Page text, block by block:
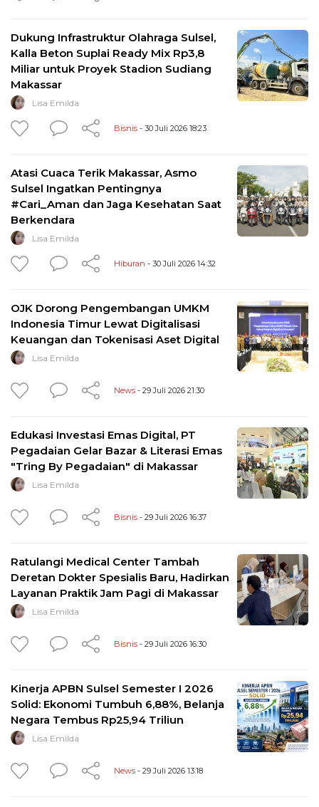
Dukung Infrastruktur Olahraga Sulsel,
Kalla Beton Suplai Ready Mix Rp3,8
Miliar untuk Proyek Stadion Sudiang
Makassar
Lisa Emilda
Bisnis - 30 Juli 2026 18:23
Atasi Cuaca Terik Makassar, Asmo
Sulsel Ingatkan Pentingnya
#Cari_Aman dan Jaga Kesehatan Saat
Berkendara
Lisa Emilda
Hiburan - 30 Juli 2026 14:32
OJK Dorong Pengembangan UMKM
Indonesia Timur Lewat Digitalisasi
Keuangan dan Tokenisasi Aset Digital
Lisa Emilda
News - 29 Juli 2026 21:30
Edukasi Investasi Emas Digital, PT
Pegadaian Gelar Bazar & Literasi Emas
"Tring By Pegadaian" di Makassar
Lisa Emilda
Bisnis - 29 Juli 2026 16:37
Ratulangi Medical Center Tambah
Deretan Dokter Spesialis Baru, Hadirkan
Layanan Praktik Jam Pagi di Makassar
Lisa Emilda
Bisnis - 29 Juli 2026 16:30
Kinerja APBN Sulsel Semester I 2026
Solid: Ekonomi Tumbuh 6,88%, Belanja
Negara Tembus Rp25,94 Triliun
Lisa Emilda
News - 29 Juli 2026 13:18